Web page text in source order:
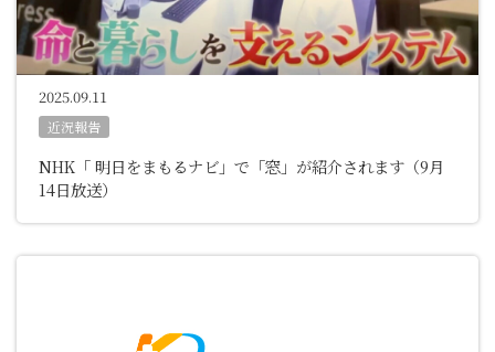
2025.09.11
近況報告
NHK「 明日をまもるナビ」で「窓」が紹介されます（9月
14日放送）